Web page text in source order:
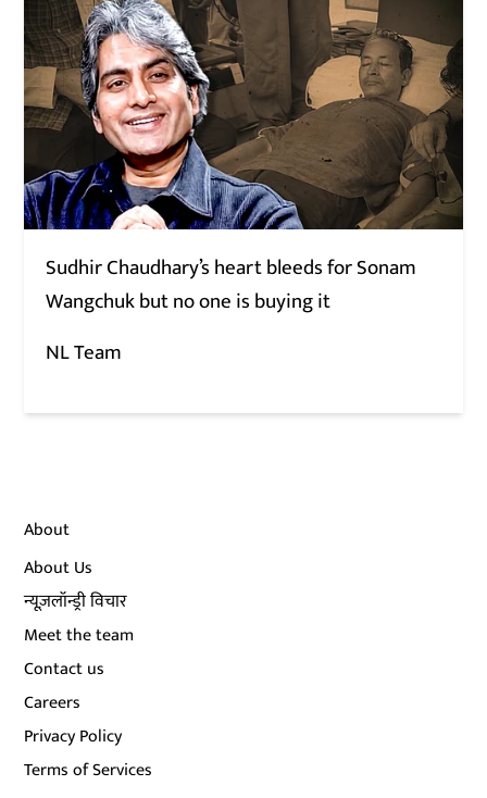
Sudhir Chaudhary’s heart bleeds for Sonam
Wangchuk but no one is buying it
NL Team
About
About Us
न्यूज़लॉन्ड्री विचार
Meet the team
Contact us
Careers
Privacy Policy
Terms of Services